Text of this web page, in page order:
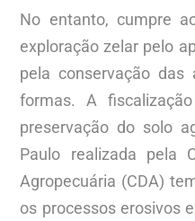
No entanto, cumpre
exploração zelar pelo
pela conservação
formas. A
preservação do solo
Paulo realizada pela
Agropecuária (CDA)
os processos erosivos